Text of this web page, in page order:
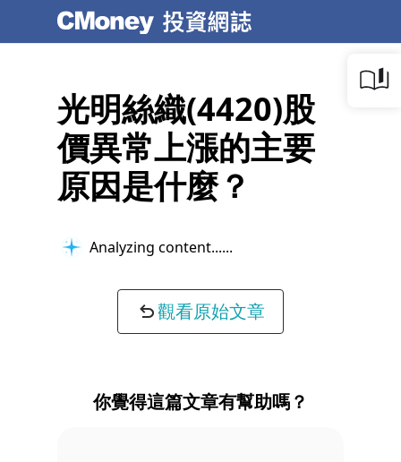
光明絲織(4420)股
價異常上漲的主要
原因是什麼？
Analyzing content...
觀看原始文章
你覺得這篇文章有幫助嗎？